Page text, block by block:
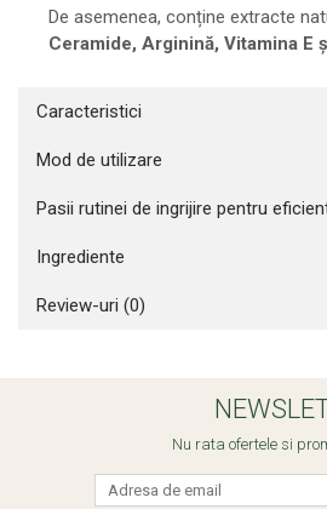
De asemenea, conține extracte
Ceramide, Arginină, Vitamina E
Caracteristici
Mod de utilizare
Pasii rutinei de ingrijire pentru
Ingrediente
Review-uri (0)
Nu rata ofertele si